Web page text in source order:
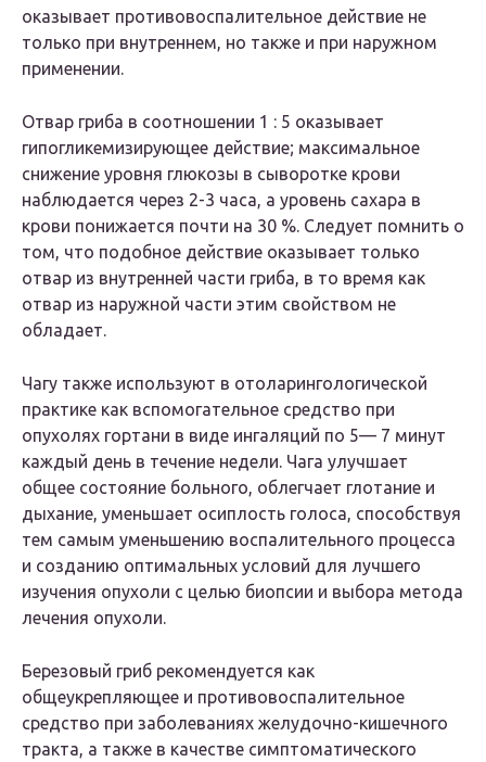
оказывает противовоспалительное действие не
только при внутреннем, но также и при наружном
применении.
Отвар гриба в соотношении 1 : 5 оказывает
гипогликемизирующее действие; максимальное
снижение уровня глюкозы в сыворотке крови
наблюдается через 2-3 часа, а уровень сахара в
крови понижается почти на 30 %. Следует помнить о
том, что подобное действие оказывает только
отвар из внутренней части гриба, в то время как
отвар из наружной части этим свойством не
обладает.
Чагу также используют в отоларингологической
практике как вспомогательное средство при
опухолях гортани в виде ингаляций по 5— 7 минут
каждый день в течение недели. Чага улучшает
общее состояние больного, облегчает глотание и
дыхание, уменьшает осиплость голоса, способствуя
тем самым уменьшению воспалительного процесса
и созданию оптимальных условий для лучшего
изучения опухоли с целью биопсии и выбора метода
лечения опухоли.
Березовый гриб рекомендуется как
общеукрепляющее и противовоспалительное
средство при заболеваниях желудочно-кишечного
тракта, а также в качестве симптоматического